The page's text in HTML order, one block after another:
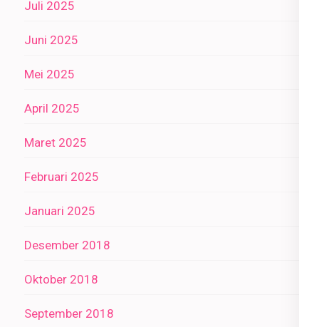
Juli 2025
Juni 2025
Mei 2025
April 2025
Maret 2025
Februari 2025
Januari 2025
Desember 2018
Oktober 2018
September 2018